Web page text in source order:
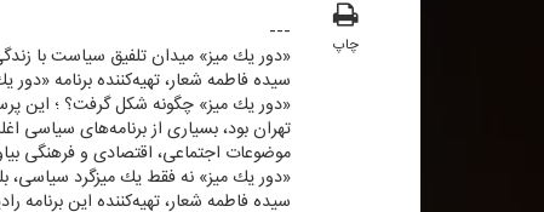
چاپ
---
«دور یك میز» میدان تلفیق سیاست با
سیده فاطمه شعار، تهیه‌كننده برنامه «دور
«دور یك میز» چگونه شكل گرفت؟ ؛ این
تهران بود، بسیاری از برنامه‌های سیاسی
موضوعات اجتماعی، اقتصادی و فرهنگی
«دور یك میز» نه فقط یك میزگرد سیاسی،
سیده فاطمه شعار، تهیه‌كننده این